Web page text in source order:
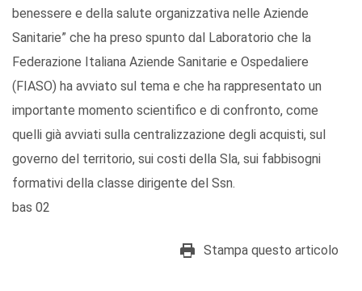
benessere e della salute organizzativa nelle Aziende
Sanitarie” che ha preso spunto dal Laboratorio che la
Federazione Italiana Aziende Sanitarie e Ospedaliere
(FIASO) ha avviato sul tema e che ha rappresentato un
importante momento scientifico e di confronto, come
quelli già avviati sulla centralizzazione degli acquisti, sul
governo del territorio, sui costi della Sla, sui fabbisogni
formativi della classe dirigente del Ssn.
bas 02
Stampa questo articolo